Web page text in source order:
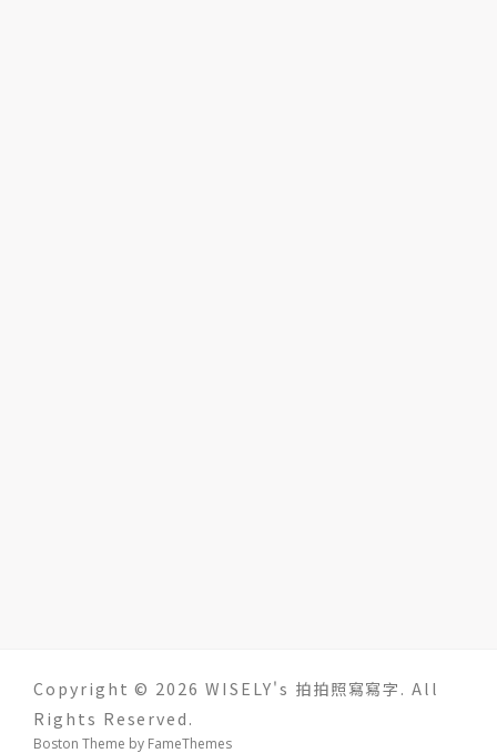
Copyright © 2026 WISELY's 拍拍照寫寫字. All
Rights Reserved.
Boston Theme by FameThemes